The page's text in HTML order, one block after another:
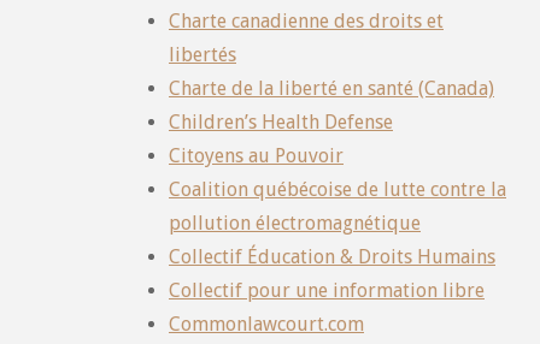
Charte canadienne des droits et
libertés
Charte de la liberté en santé (Canada)
Children’s Health Defense
Citoyens au Pouvoir
Coalition québécoise de lutte contre la
pollution électromagnétique
Collectif Éducation & Droits Humains
Collectif pour une information libre
Commonlawcourt.com